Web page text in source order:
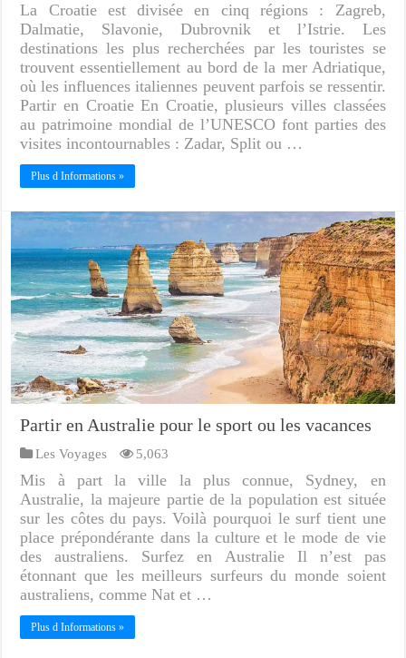
La Croatie est divisée en cinq régions : Zagreb,
Dalmatie, Slavonie, Dubrovnik et l’Istrie. Les
destinations les plus recherchées par les touristes se
trouvent essentiellement au bord de la mer Adriatique,
où les influences italiennes peuvent parfois se ressentir.
Partir en Croatie En Croatie, plusieurs villes classées
au patrimoine mondial de l’UNESCO font parties des
visites incontournables : Zadar, Split ou …
Plus d Informations »
Partir en Australie pour le sport ou les vacances
Les Voyages 5,063
Mis à part la ville la plus connue, Sydney, en
Australie, la majeure partie de la population est située
sur les côtes du pays. Voilà pourquoi le surf tient une
place prépondérante dans la culture et le mode de vie
des australiens. Surfez en Australie Il n’est pas
étonnant que les meilleurs surfeurs du monde soient
australiens, comme Nat et …
Plus d Informations »